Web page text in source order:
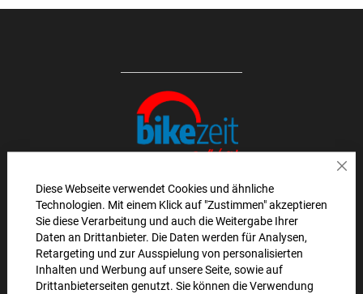
Diese Webseite verwendet Cookies und ähnliche
Technologien. Mit einem Klick auf "Zustimmen" akzeptieren
Sie diese Verarbeitung und auch die Weitergabe Ihrer
Daten an Drittanbieter. Die Daten werden für Analysen,
Retargeting und zur Ausspielung von personalisierten
Inhalten und Werbung auf unsere Seite, sowie auf
Drittanbieterseiten genutzt. Sie können die Verwendung
AKTIONEN UND NEUHEITEN ABONNIEREN UND
10€ GUTSCHEIN SICHERN!**
ANMELDEN